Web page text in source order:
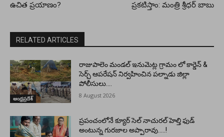
ఉచిత ప్రయాణం?
ప్రకటిస్తాం: మంత్రి శ్రీధర్ బాబు
RELATED ARTICLES
ఆంధ్రప్రదేశ్
రాజుపాలెం మండల్ ఇనుమెట్ల గ్రామం లో కార్డెన్ &
సెర్చ్ ఆపరేషన్ నిర్వహించిన పల్నాడు జిల్లా
పోలీసులు….
8 August 2026
ప్రపంచంలోనే క్యూర్ సెల్ నాచురల్ హెల్తి ఫుడ్
అంటున్న గురజాల అప్పారావు…..!